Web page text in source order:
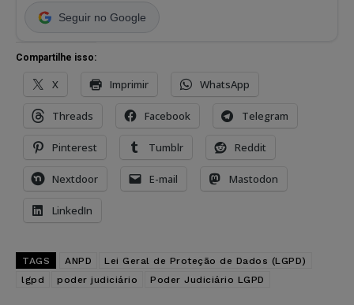
Seguir no Google
Compartilhe isso:
X Imprimir WhatsApp
Threads Facebook Telegram
Pinterest Tumblr Reddit
Nextdoor E-mail Mastodon
LinkedIn
TAGS ANPD
Lei Geral de Proteção de Dados (LGPD)
lgpd
poder judiciário Poder Judiciário LGPD